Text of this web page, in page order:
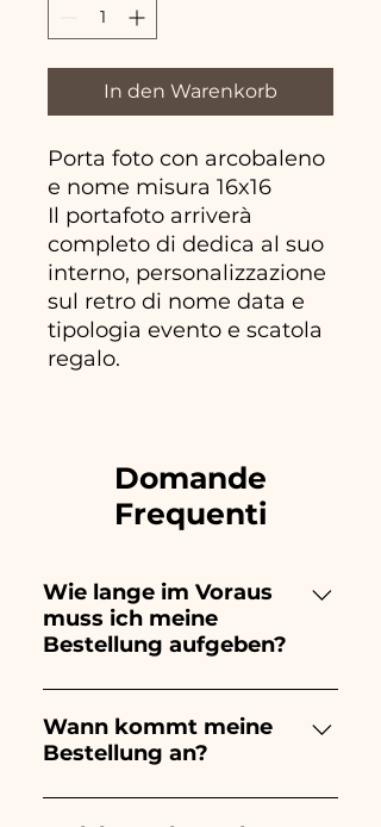
In den Warenkorb
Porta foto con arcobaleno
e nome misura 16x16
Il portafoto arriverà
completo di dedica al suo
interno, personalizzazione
sul retro di nome data e
tipologia evento e scatola
regalo.
Domande
Frequenti
Wie lange im Voraus
muss ich meine
Bestellung aufgeben?
Ceramiche Ania kreiert und
bemalt vollständig von Hand,
daher dauert ihre Herstellung
Wann kommt meine
Bestellung an?
Der Eingang der Bestellung ist